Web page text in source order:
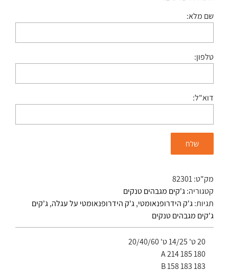
שם מלא:
טלפון:
דוא"ל:
מק"ט:82301
קטגוריה:ג'קים מגבהים טנקים
תגיות:ג'ק הידרופנאומטי,ג'ק הידרופנאומטי על עגלה,ג'קים
ג'קים מגבהים טנקים
20 ט' 14/25 ט' 20/40/60
A 214 185 180
B 158 183 183